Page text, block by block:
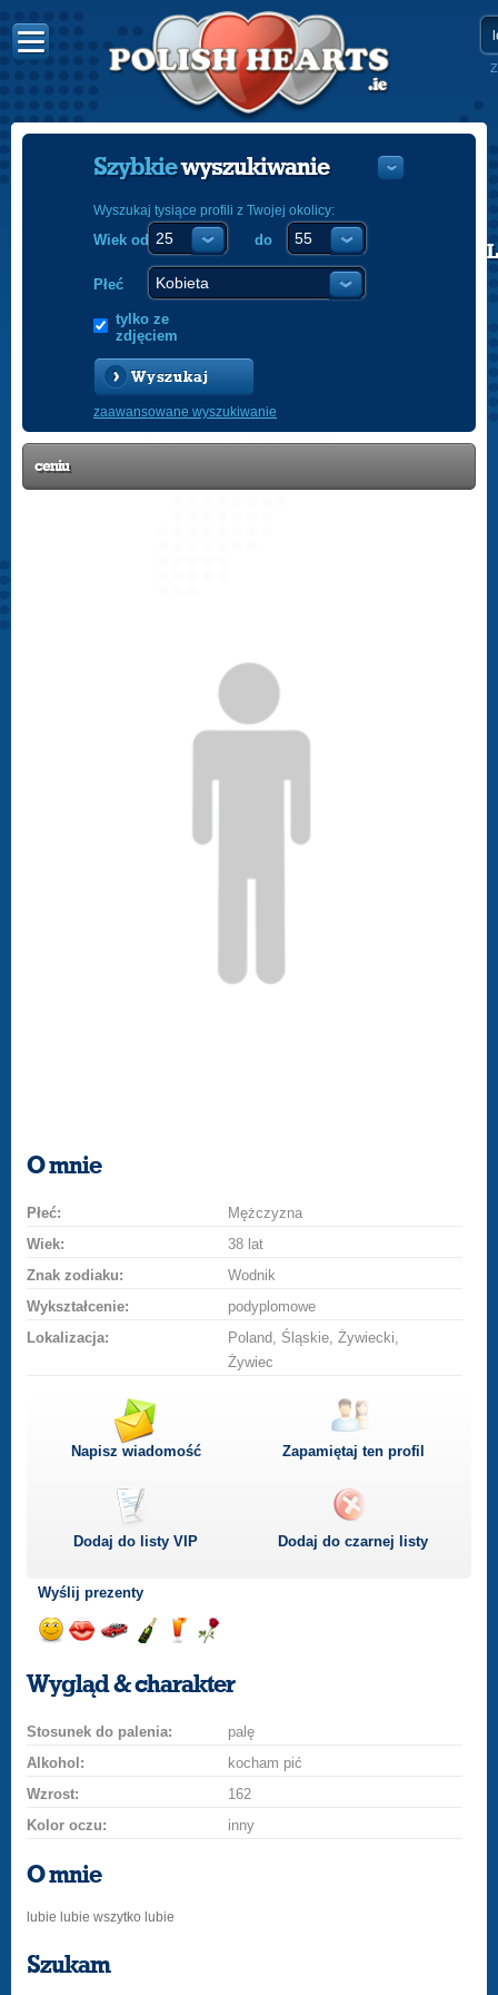
POLISH
Szybkiewyszukiwanie
Wyszukaj tysiące profili z Twojej okolicy:
Wiek od do
Płeć
tylko ze
zdjęciem
Wyszukaj
zaawansowane wyszukiwanie
ceniu
O mnie
Płeć:
Mężczyzna
Wiek:
38 lat
Znak zodiaku:
Wodnik
Wykształcenie:
podyplomowe
Lokalizacja:
Poland, Śląskie, Żywiecki,
Żywiec
Napisz wiadomość Zapamiętaj ten profil
Dodaj do listyVIP Dodaj do czarnej listy
Wyślij prezenty
uśmiech
buziakasamochodem
szampana
drinka
różę
Wygląd & charakter
Stosunek do palenia:
palę
Alkohol:
kocham pić
Wzrost:
162
Kolor oczu:
inny
O mnie
lubie lubie wszytko lubie
Szukam